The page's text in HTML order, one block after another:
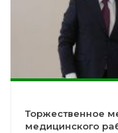
Торжественное
медицинского